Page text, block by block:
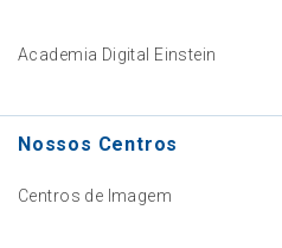
Academia Digital Einstein
Nossos Centros
Centros de Imagem